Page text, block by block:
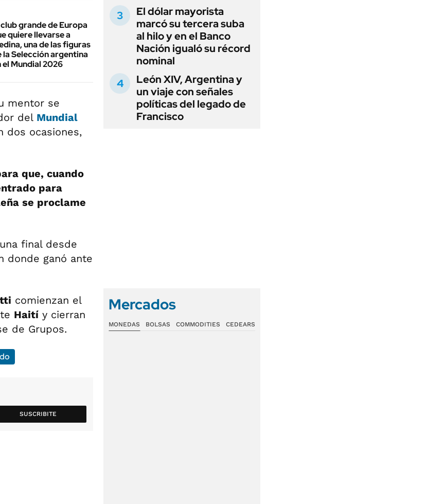
club grande de Europa
quiere llevarse a
una de las figuras
la Selección argentina
el Mundial 2026
mentor se
del Mundial
dos ocasiones,
que, cuando
para
se proclame
final desde
donde ganó ante
comienzan el
Haití y cierran
de Grupos.
SUSCRIBITE
El dólar mayorista
marcó su tercera suba
al hilo y en el Banco
Nación igualó su récord
nominal
León XIV, Argentina y
un viaje con señales
políticas del legado de
Francisco
Mercados
MONEDAS BOLSAS COMMODITIES CEDEARS